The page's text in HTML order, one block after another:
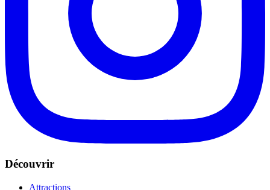
Découvrir
Attractions